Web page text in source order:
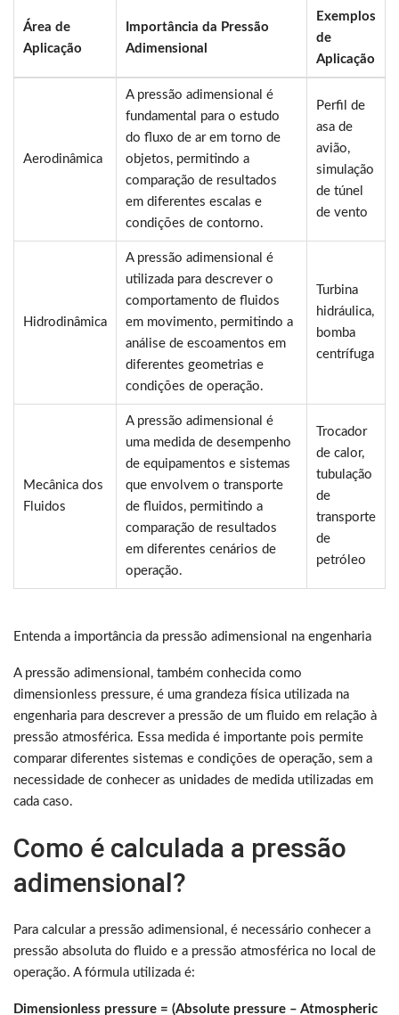
Área de
Aplicação
Importância da Pressão
Adimensional
Exemplos
de
Aplicação
Aerodinâmica
A pressão adimensional é
fundamental para o estudo
do fluxo de ar em torno de
objetos, permitindo a
comparação de resultados
em diferentes escalas e
condições de contorno.
Perfil de
asa de
avião,
simulação
de túnel
de vento
Hidrodinâmica
A pressão adimensional é
utilizada para descrever o
comportamento de fluidos
em movimento, permitindo a
análise de escoamentos em
diferentes geometrias e
condições de operação.
Turbina
hidráulica,
bomba
centrífuga
Mecânica dos
Fluidos
A pressão adimensional é
uma medida de desempenho
de equipamentos e sistemas
que envolvem o transporte
de fluidos, permitindo a
comparação de resultados
em diferentes cenários de
operação.
Trocador
de calor,
tubulação
de
transporte
de
petróleo
Entenda a importância da pressão adimensional na engenharia
A pressão adimensional, também conhecida como
dimensionless pressure, é uma grandeza física utilizada na
engenharia para descrever a pressão de um fluido em relação à
pressão atmosférica. Essa medida é importante pois permite
comparar diferentes sistemas e condições de operação, sem a
necessidade de conhecer as unidades de medida utilizadas em
cada caso.
Como é calculada a pressão
adimensional?
Para calcular a pressão adimensional, é necessário conhecer a
pressão absoluta do fluido e a pressão atmosférica no local de
operação. A fórmula utilizada é:
Dimensionless pressure = (Absolute pressure – Atmospheric